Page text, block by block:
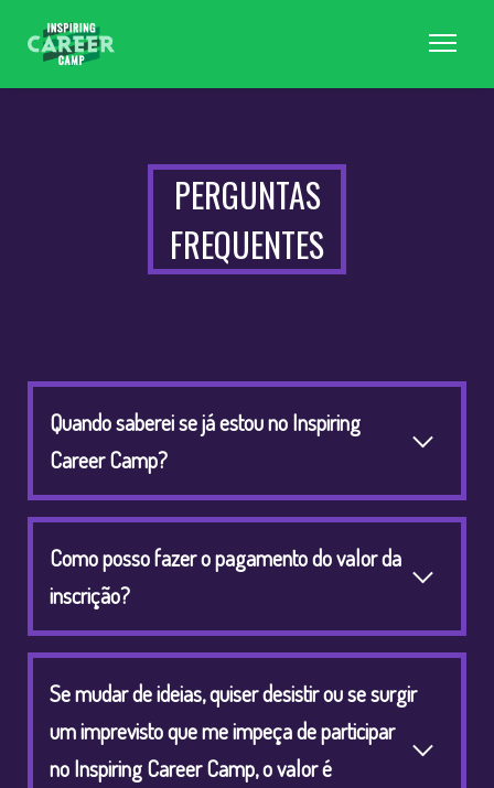
PERGUNTAS
FREQUENTES
Quando saberei se já estou no Inspiring
Career Camp?
Como posso fazer o pagamento do valor da
inscrição?
Se mudar de ideias, quiser desistir ou se surgir
um imprevisto que me impeça de participar
no Inspiring Career Camp, o valor é